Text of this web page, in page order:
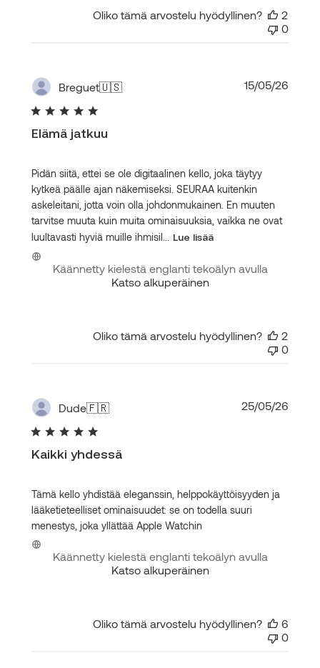
Oliko tämä arvostelu hyödyllinen?
2
0
Breguet🇺🇸
Elämä jatkuu
Pidän siitä, ettei se ole digitaalinen kello, joka täytyy
kytkeä päälle ajan näkemiseksi. SEURAA kuitenkin
askeleitani, jotta voin olla johdonmukainen. En muuten
tarvitse muuta kuin muita ominaisuuksia, vaikka ne ovat
luultavasti hyviä muille ihmisil... Lue lisää
Käännetty kielestä englanti tekoälyn avulla
Katso alkuperäinen
15/05/26
Oliko tämä arvostelu hyödyllinen?
2
0
Dude🇫🇷
Kaikki yhdessä
Tämä kello yhdistää eleganssin, helppokäyttöisyyden ja
lääketieteelliset ominaisuudet: se on todella suuri
menestys, joka yllättää Apple Watchin
Käännetty kielestä englanti tekoälyn avulla
Katso alkuperäinen
25/05/26
Oliko tämä arvostelu hyödyllinen?
6
0